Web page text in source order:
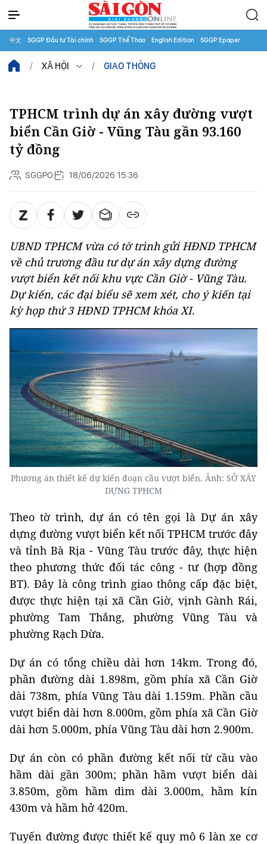
中文 SGGP Đầu tư Tài chính SGGP Thể Thao English Edition SGGP Epaper
XÃ HỘI GIAO THÔNG
TPHCM trình dự án xây đường vượt
biển Cần Giờ - Vũng Tàu gần 93.160
tỷ đồng
SGGPO 18/06/2026 15:36
UBND TPHCM vừa có tờ trình gửi HĐND TPHCM
về chủ trương đầu tư dự án xây dựng đường
vượt biển kết nối khu vực Cần Giờ - Vũng Tàu.
Dự kiến, các đại biểu sẽ xem xét, cho ý kiến tại
kỳ họp thứ 3 HĐND TPHCM khóa XI.
Phương án thiết kế dự kiến đoạn cầu vượt biển. Ảnh: SỞ XÂY
DỰNG TPHCM
Theo tờ trình, dự án có tên gọi là Dự án xây
dựng đường vượt biển kết nối TPHCM trước đây
và tỉnh Bà Rịa - Vũng Tàu trước đây, thực hiện
theo phương thức đối tác công - tư (hợp đồng
BT). Đây là công trình giao thông cấp đặc biệt,
được thực hiện tại xã Cần Giờ, vịnh Gành Rái,
phường Tam Thắng, phường Vũng Tàu và
phường Rạch Dừa.
Dự án có tổng chiều dài hơn 14km. Trong đó,
phần đường dài 1.898m, gồm phía xã Cần Giờ
dài 738m, phía Vũng Tàu dài 1.159m. Phần cầu
vượt biển dài hơn 8.000m, gồm phía xã Cần Giờ
dài hơn 5.000m, phía Vũng Tàu dài hơn 2.900m.
Dự án còn có phần đường kết nối từ cầu vào
hầm dài gần 300m; phần hầm vượt biển dài
3.850m, gồm hầm dìm dài 3.000m, hầm kín
430m và hầm hở 420m.
Tuyến đường được thiết kế quy mô 6 làn xe cơ